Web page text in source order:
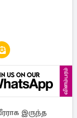
விளம்பரம்
இருந்த